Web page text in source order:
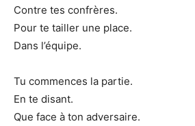
Contre tes confrères.
Pour te tailler une place.
Dans l’équipe.
Tu commences la partie.
En te disant.
Que face à ton adversaire.